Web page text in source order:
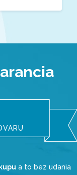
a to bez udania